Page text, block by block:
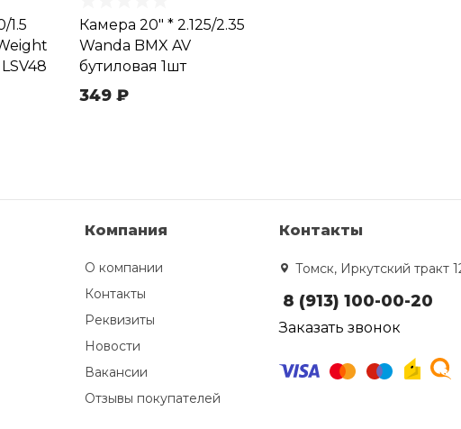
1.5
Камера 20" * 2.125/2.35
Wanda BMX AV
бутиловая 1шт
349 ₽
Компания
О компании
Контакты
Реквизиты
Новости
Вакансии
Отзывы покупателей
Контакты
Томск, Иркутский тракт
8 (913) 100-00-20
Заказать звонок